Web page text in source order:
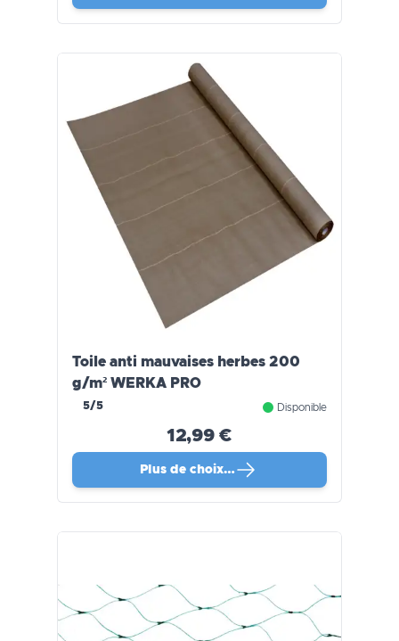
Toile anti mauvaises herbes 200
g/m² WERKA PRO
5/5 Disponible
12,99 €
Plus de choix…